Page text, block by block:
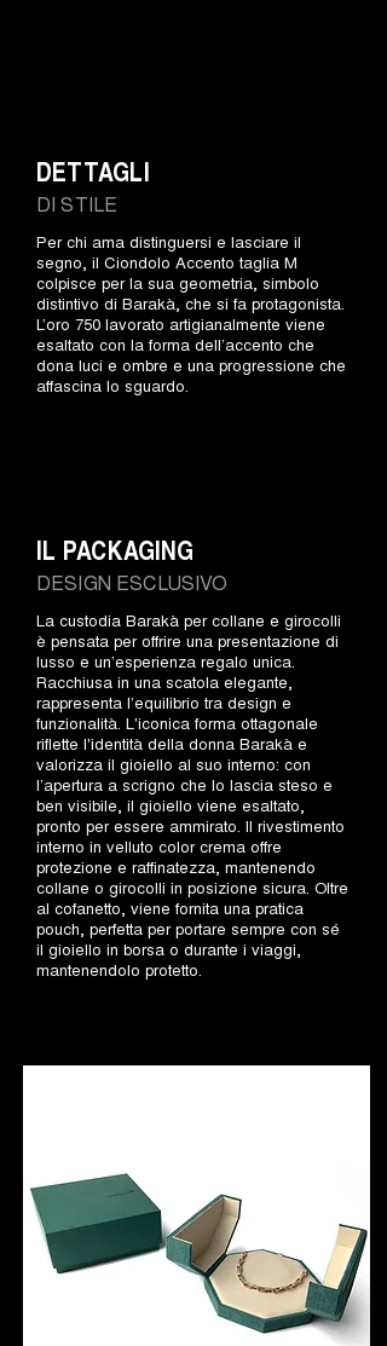
DI STILE
DETTAGLI
Per chi ama distinguersi e lasciare il
segno, il Ciondolo Accento taglia M
colpisce per la sua geometria, simbolo
distintivo di Barakà, che si fa protagonista.
L’oro 750 lavorato artigianalmente viene
esaltato con la forma dell’accento che
dona luci e ombre e una progressione che
affascina lo sguardo.
DESIGN ESCLUSIVO
IL PACKAGING
La custodia Barakà per collane e girocolli
è pensata per offrire una presentazione di
lusso e un’esperienza regalo unica.
Racchiusa in una scatola elegante,
rappresenta l’equilibrio tra design e
funzionalità. L'iconica forma ottagonale
riflette l'identità della donna Barakà e
valorizza il gioiello al suo interno: con
l’apertura a scrigno che lo lascia steso e
ben visibile, il gioiello viene esaltato,
pronto per essere ammirato. Il rivestimento
interno in velluto color crema offre
protezione e raffinatezza, mantenendo
collane o girocolli in posizione sicura. Oltre
al cofanetto, viene fornita una pratica
pouch, perfetta per portare sempre con sé
il gioiello in borsa o durante i viaggi,
mantenendolo protetto.